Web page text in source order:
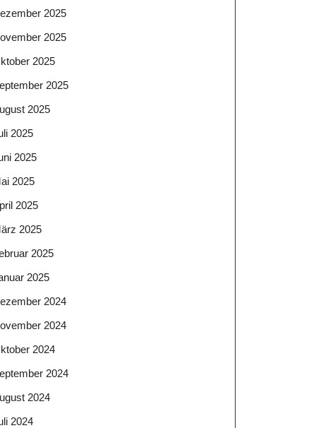
2025
2025
2025
2025
2025
2025
2025
2025
2025
2025
2025
2025
2024
2024
2024
2024
2024
2024